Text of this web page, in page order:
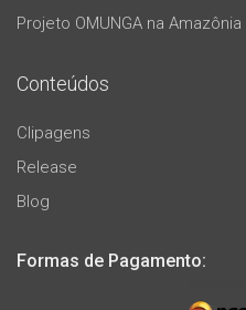
Projeto OMUNGA na Amazônia
Conteúdos
Clipagens
Release
Blog
Formas de Pagamento: